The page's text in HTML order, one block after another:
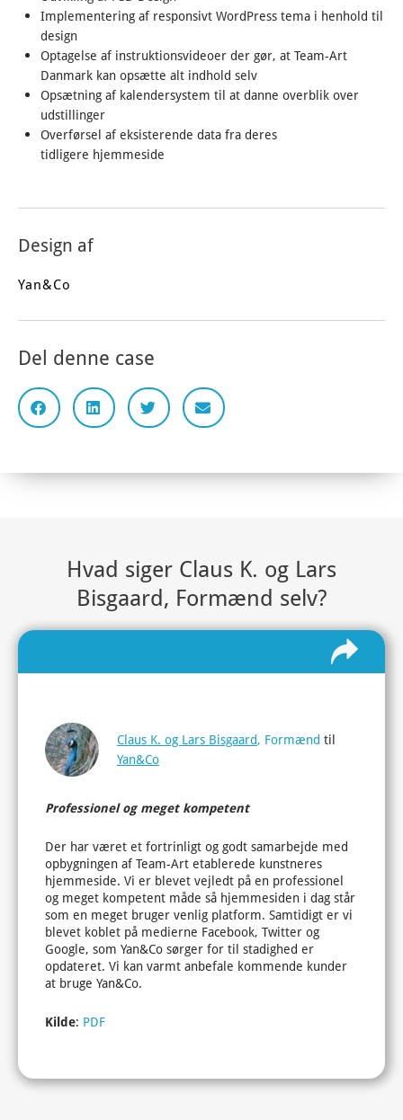
Implementering af responsivt WordPress tema i henhold til
design
Optagelse af instruktionsvideoer der gør, at Team-Art
Danmark kan opsætte alt indhold selv
Opsætning af kalendersystem til at danne overblik over
udstillinger
Overførsel af eksisterende data fra deres
tidligere hjemmeside
Design af
Yan&Co
Del denne case
Hvad siger Claus K. og Lars
Bisgaard, Formænd selv?
Claus K. og Lars Bisgaard, Formænd til
Yan&Co
Professionel og meget kompetent
Der har været et fortrinligt og godt samarbejde med
opbygningen af Team-Art etablerede kunstneres
hjemmeside. Vi er blevet vejledt på en professionel
og meget kompetent måde så hjemmesiden i dag står
som en meget bruger venlig platform. Samtidigt er vi
blevet koblet på medierne Facebook, Twitter og
Google, som Yan&Co sørger for til stadighed er
opdateret. Vi kan varmt anbefale kommende kunder
at bruge Yan&Co.
Kilde: PDF